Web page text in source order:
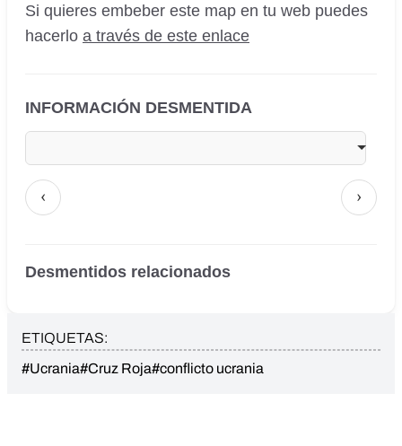
Si quieres embeber este map en tu web puedes
hacerlo a través de este enlace
INFORMACIÓN DESMENTIDA
‹ ›
Desmentidos relacionados
ETIQUETAS:
#Ucrania#Cruz Roja#conflicto ucrania